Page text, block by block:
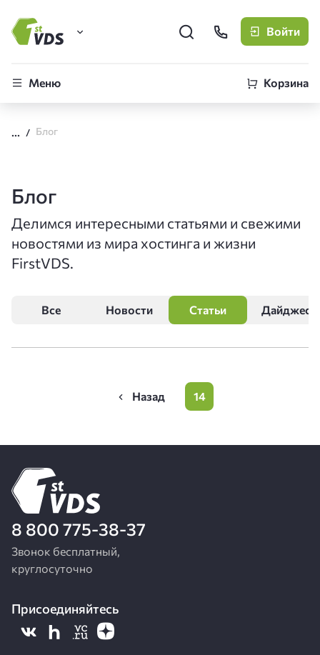
FirstVDS (вы здесь)
Войти
Меню Корзина
Блог
Блог
Делимся интересными статьями и свежими
новостями из мира хостинга и жизни
FirstVDS.
Все Новости Статьи Дайджест
ПредыдущаяPage
14
8 800 775-38-37
Звонок бесплатный,
круглосуточно
Присоединяйтесь